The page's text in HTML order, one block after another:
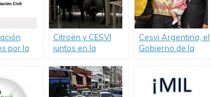
por la
Citroën y CESVI
juntos en la
mejorar la
Educación Vial.
Cesvi Argentina, el
Gobierno de la
periodistas sobre
el uso de Butacas